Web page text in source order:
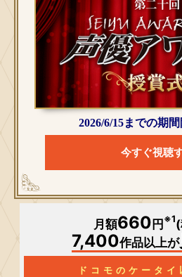
2026/6/15までの期間
今すぐ視聴
月額660 円 ※1
7,400作品以上が
ドコモのケータ